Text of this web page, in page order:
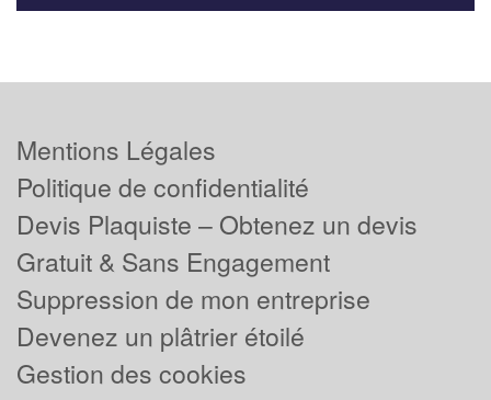
Mentions Légales
Politique de confidentialité
Devis Plaquiste – Obtenez un devis
Gratuit & Sans Engagement
Suppression de mon entreprise
Devenez un plâtrier étoilé
Gestion des cookies